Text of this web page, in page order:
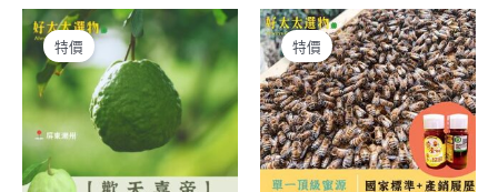
NT$4,028
款
式。
可
在
產
品
頁
擇
選
項
NT$780
款
式。
可
在
產
品
頁
面
選
擇
選
項
特價 特價